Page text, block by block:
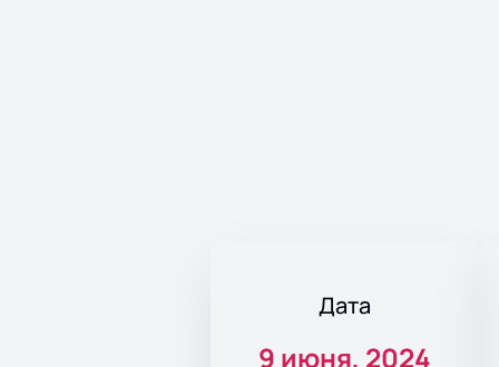
Дата
9 июня, 2024